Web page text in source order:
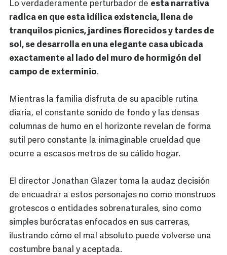
Lo verdaderamente perturbador de esta narrativa
radica en que esta idílica existencia, llena de
tranquilos picnics, jardines florecidos y tardes de
sol, se desarrolla en una elegante casa ubicada
exactamente al lado del muro de hormigón del
campo de exterminio.
Mientras la familia disfruta de su apacible rutina
diaria, el constante sonido de fondo y las densas
columnas de humo en el horizonte revelan de forma
sutil pero constante la inimaginable crueldad que
ocurre a escasos metros de su cálido hogar.
El director Jonathan Glazer toma la audaz decisión
de encuadrar a estos personajes no como monstruos
grotescos o entidades sobrenaturales, sino como
simples burócratas enfocados en sus carreras,
ilustrando cómo el mal absoluto puede volverse una
costumbre banal y aceptada.